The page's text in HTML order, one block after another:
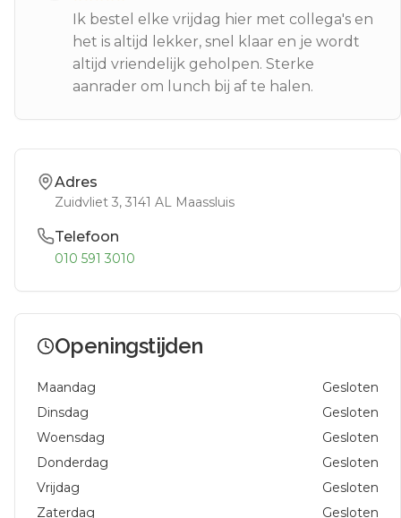
Ik bestel elke vrijdag hier met collega's en
het is altijd lekker, snel klaar en je wordt
altijd vriendelijk geholpen. Sterke
aanrader om lunch bij af te halen.
Adres
Zuidvliet 3, 3141 AL Maassluis
Telefoon
010 591 3010
Openingstijden
Maandag
Gesloten
Dinsdag
Gesloten
Woensdag
Gesloten
Donderdag
Gesloten
Vrijdag
Gesloten
Zaterdag
Gesloten